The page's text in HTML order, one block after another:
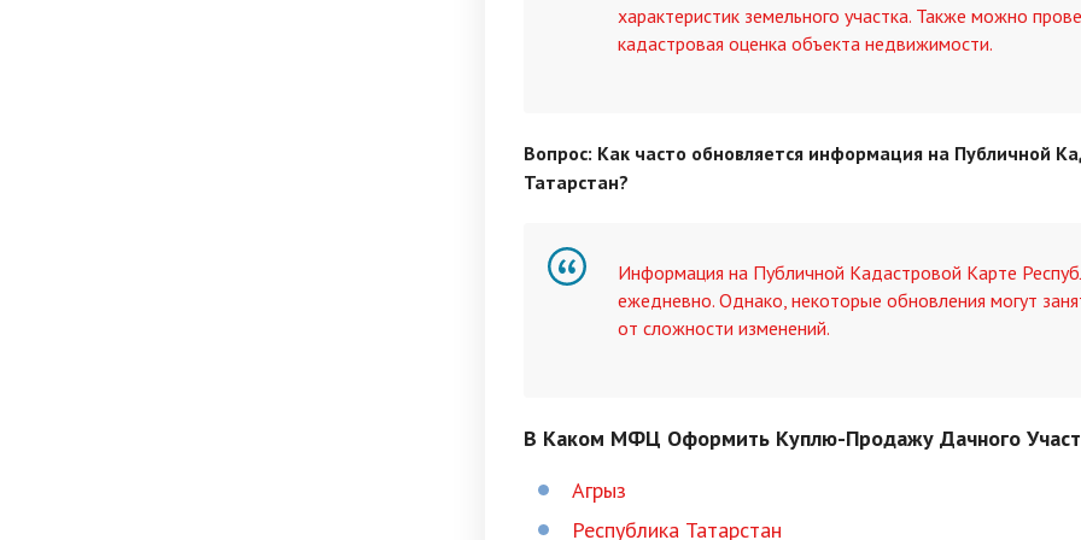
характеристик земельного участка. Также можно
кадастровая оценка объекта недвижимости.
Вопрос: Как часто обновляется информация на Публичной
Татарстан?
Информация на Публичной Кадастровой Карте
ежедневно. Однако, некоторые обновления могут
от сложности изменений.
В Каком МФЦ Оформить Куплю-Продажу Дачного
Агрыз
Республика Татарстан